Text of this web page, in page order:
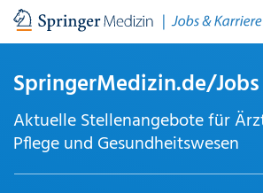
SpringerMedizin.de/Jobs
Aktuelle Stellenangebote für
Pflege und Gesundheitswesen